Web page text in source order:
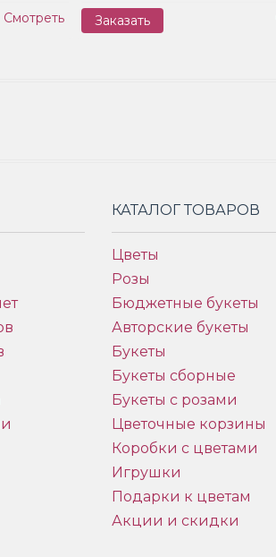
Смотреть Заказать
КАТАЛОГ ТОВАРОВ
Цветы
Розы
Бюджетные букеты
Авторские букеты
Букеты
Букеты сборные
Букеты с розами
Цветочные корзины
Коробки с цветами
Игрушки
Подарки к цветам
Акции и скидки